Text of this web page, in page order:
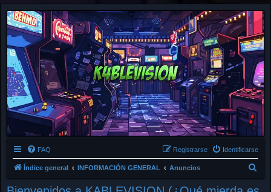
FAQ Identificarse
Registrarse
Índice general INFORMACIÓN GENERAL Anuncios